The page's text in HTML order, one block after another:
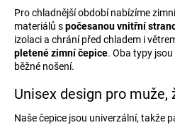
v
k
y
v
ý
s
u
Pro chladnější období nabízíme
materiálů spočesanou vnitřní
izolaci a chrání před chladem i
pletené zimní čepice. Oba typy
běžné nošení.
Unisex design pro muže,
Naše čepice jsou univerzální, takže